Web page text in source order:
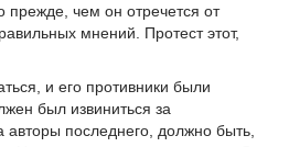
прежде, чем он отречется от
мнений. Протест этот,
и его противники были
был извиниться за
авторы последнего, должно быть,